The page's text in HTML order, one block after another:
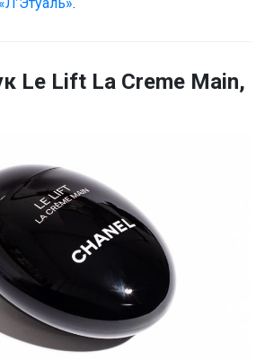
Le Lift La Creme Main,